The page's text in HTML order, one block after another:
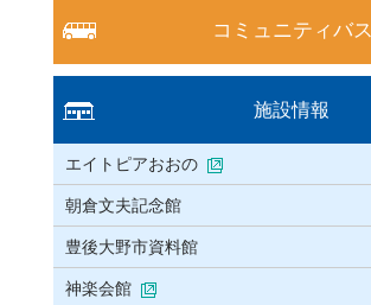
コミュニティバス
施設情報
エイトピアおおの
朝倉文夫記念館
豊後大野市資料館
神楽会館